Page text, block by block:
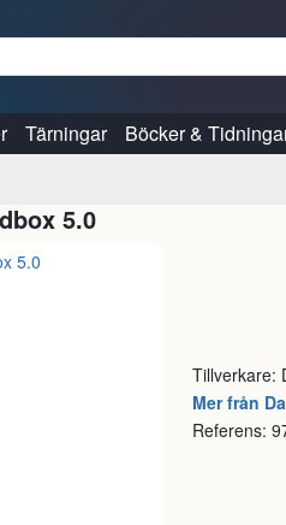
Tärningar Böcker &
5.0
Tillverkare:
Mer från
Referens: